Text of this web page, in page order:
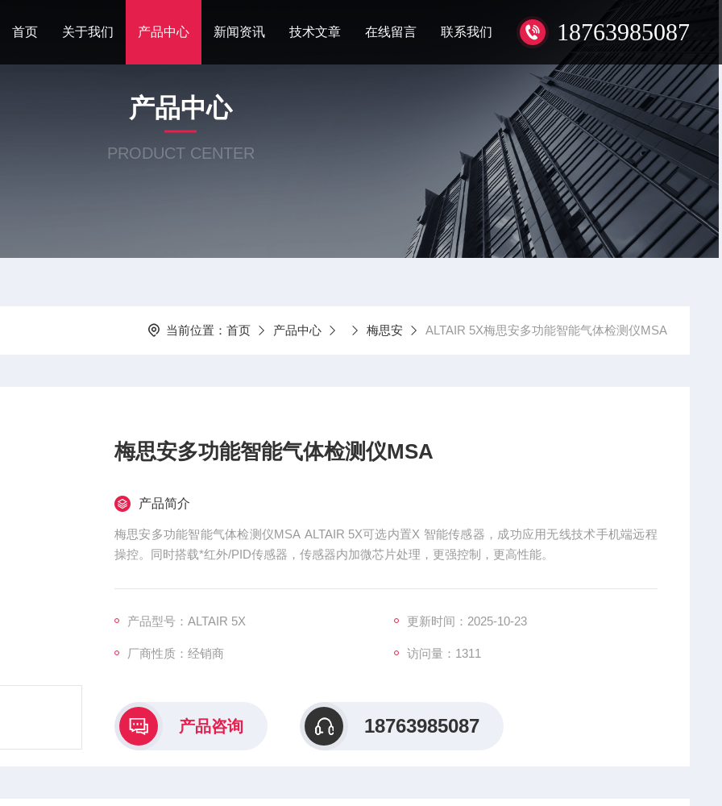
18763985087
首页 关于我们 产品中心 新闻资讯 技术文章 在线留言 联系我们
产品中心
PRODUCT CENTER
当前位置： 首页 产品中心 梅思安 ALTAIR 5X梅思安多功能智能气体检测仪MSA
梅思安多功能智能气体检测仪MSA
产品简介
梅思安多功能智能气体检测仪MSA ALTAIR 5X可选内置X 智能传感器，成功应用无线技术手机端远程
操控。同时搭载*红外/PID传感器，传感器内加微芯片处理，更强控制，更高性能。
产品型号：ALTAIR 5X 更新时间：2025-10-23
厂商性质：经销商 访问量：1311
产品咨询 18763985087